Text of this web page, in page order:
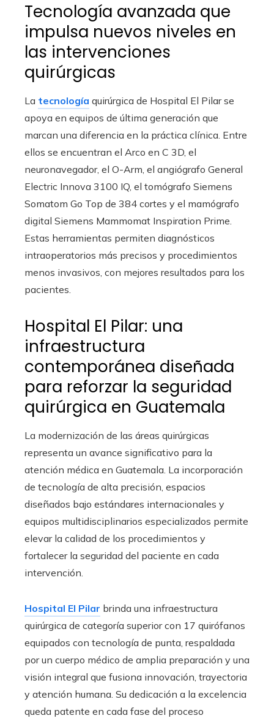
Tecnología avanzada que
impulsa nuevos niveles en
las intervenciones
quirúrgicas
La tecnología quirúrgica de Hospital El Pilar se
apoya en equipos de última generación que
marcan una diferencia en la práctica clínica. Entre
ellos se encuentran el Arco en C 3D, el
neuronavegador, el O-Arm, el angiógrafo General
Electric Innova 3100 IQ, el tomógrafo Siemens
Somatom Go Top de 384 cortes y el mamógrafo
digital Siemens Mammomat Inspiration Prime.
Estas herramientas permiten diagnósticos
intraoperatorios más precisos y procedimientos
menos invasivos, con mejores resultados para los
pacientes.
Hospital El Pilar: una
infraestructura
contemporánea diseñada
para reforzar la seguridad
quirúrgica en Guatemala
La modernización de las áreas quirúrgicas
representa un avance significativo para la
atención médica en Guatemala. La incorporación
de tecnología de alta precisión, espacios
diseñados bajo estándares internacionales y
equipos multidisciplinarios especializados permite
elevar la calidad de los procedimientos y
fortalecer la seguridad del paciente en cada
intervención.
Hospital El Pilar brinda una infraestructura
quirúrgica de categoría superior con 17 quirófanos
equipados con tecnología de punta, respaldada
por un cuerpo médico de amplia preparación y una
visión integral que fusiona innovación, trayectoria
y atención humana. Su dedicación a la excelencia
queda patente en cada fase del proceso